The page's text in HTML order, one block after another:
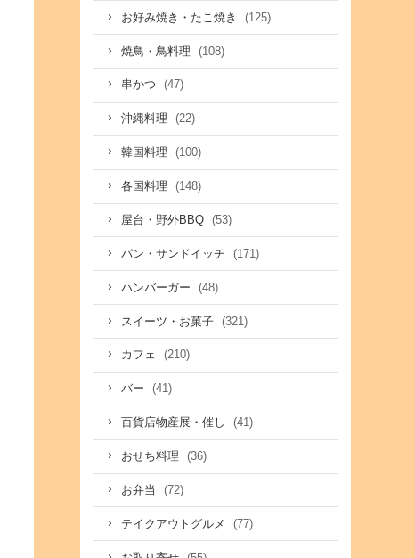
お好み焼き・たこ焼き (125)
焼鳥・鳥料理 (108)
串かつ (47)
沖縄料理 (22)
韓国料理 (100)
各国料理 (148)
屋台・野外BBQ (53)
パン・サンドイッチ (171)
ハンバーガー (48)
スイーツ・お菓子 (321)
カフェ (210)
バー (41)
百貨店物産展・催し (41)
おせち料理 (36)
お弁当 (72)
テイクアウトグルメ (77)